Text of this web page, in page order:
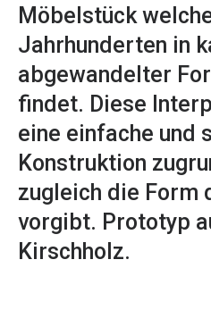
Möbelstück
Jahrhunderten in
abgewandelter
findet. Diese
eine einfache und
Konstruktion
zugleich die Form
vorgibt. Prototyp
Kirschholz.